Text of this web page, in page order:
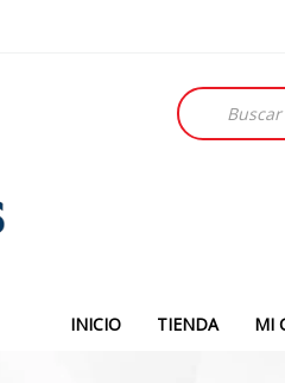
Búsqueda
de
productos
INICIO TIENDA MI